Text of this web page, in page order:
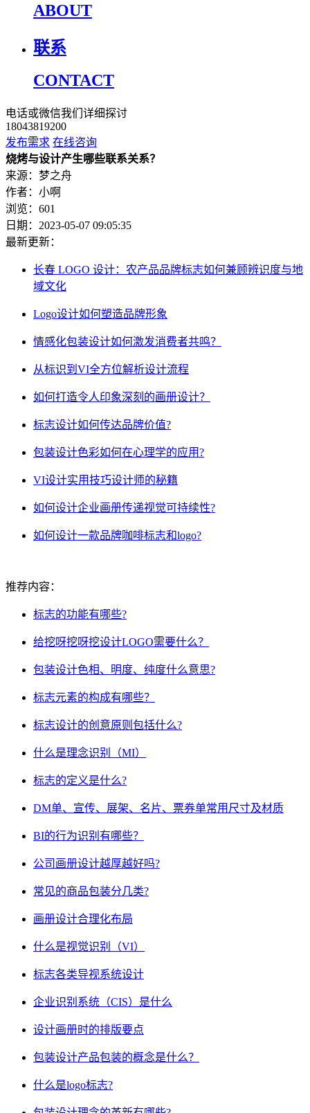
ABOUT
联系
CONTACT
电话或微信我们详细探讨
18043819200
发布需求 在线咨询
烧烤与设计产生哪些联系关系？
来源：梦之舟
作者：小啊
浏览：601
日期：2023-05-07 09:05:35
最新更新：
长春 LOGO 设计：农产品品牌标志如何兼顾辨识度与地
域文化
Logo设计如何塑造品牌形象
情感化包装设计如何激发消费者共鸣？
从标识到VI全方位解析设计流程
如何打造令人印象深刻的画册设计？
标志设计如何传达品牌价值?
包装设计色彩如何在心理学的应用?
VI设计实用技巧设计师的秘籍
如何设计企业画册传递视觉可持续性?
如何设计一款品牌咖啡标志和logo?
推荐内容：
标志的功能有哪些?
给挖呀挖呀挖设计LOGO需要什么？
包装设计色相、明度、纯度什么意思?
标志元素的构成有哪些？
标志设计的创意原则包括什么?
什么是理念识别（MI）
标志的定义是什么?
DM单、宣传、展架、名片、票券单常用尺寸及材质
BI的行为识别有哪些？
公司画册设计越厚越好吗?
常见的商品包装分几类?
画册设计合理化布局
什么是视觉识别（VI）
标志各类导视系统设计
企业识别系统（CIS）是什么
设计画册时的排版要点
包装设计产品包装的概念是什么？
什么是logo标志?